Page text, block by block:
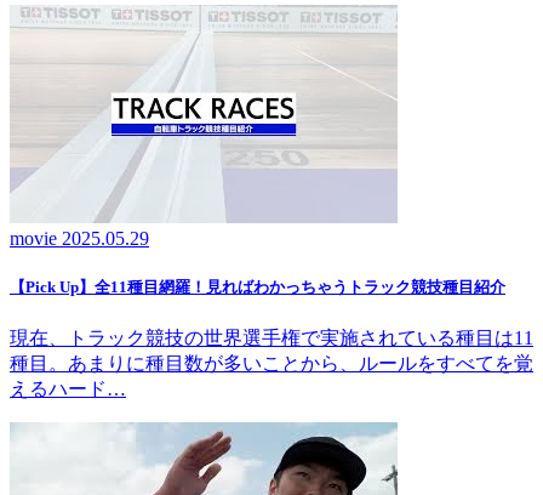
movie 2025.05.29
【Pick Up】全11種目網羅！見ればわかっちゃうトラック競技種目紹介
現在、トラック競技の世界選手権で実施されている種目は11
種目。あまりに種目数が多いことから、ルールをすべてを覚
えるハード…